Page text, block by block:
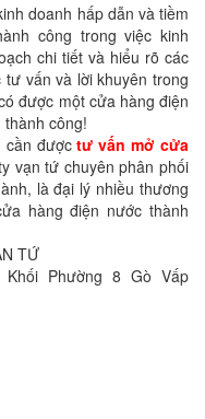
doanh hấp dẫn và tiềm
công trong việc kinh
chi tiết và hiểu rõ các
vấn và lời khuyên trong
được một cửa hàng điện
công!
cần đượctư vấn mở cửa
vạn tứ chuyên phân phối
là đại lý nhiều thương
hàng điện nước thành
TỨ
Khối Phường 8 Gò Vấp